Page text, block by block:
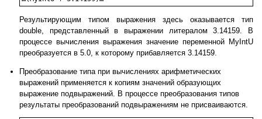
Результирующим типом выражения здесь оказывается тип
double, представленный в выражении литералом 3.14159. В
процессе вычисления выражения значение переменной MyIntU
преобразуется в 5.0, к которому прибавляется 3.14159.
Преобразование типа при вычислениях арифметических
выражений применяется к копиям значений образующих
выражение подвыражений. В процессе преобразования типов
результаты преобразований подвыражениям не присваиваются.